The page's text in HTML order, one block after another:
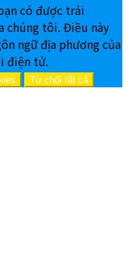
có được trải
chúng tôi. Điều này
ngữ địa phương của
điện tử.
Từ chối tất cả